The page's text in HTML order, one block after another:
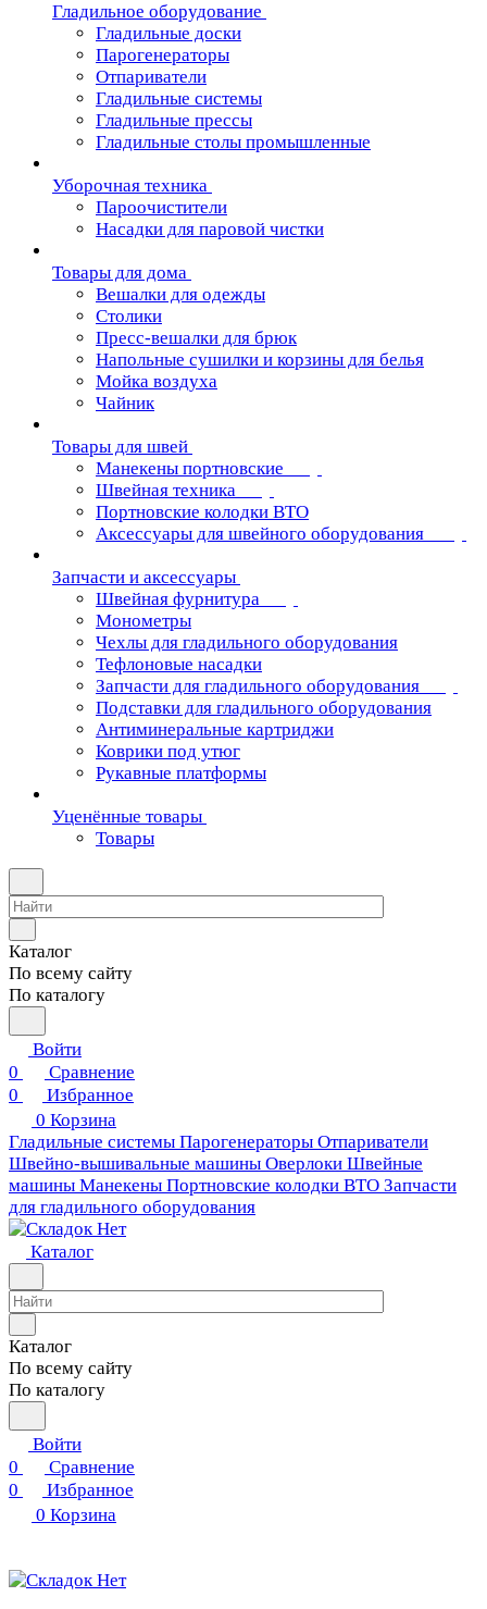
Гладильное оборудование
Гладильные доски
Парогенераторы
Отпариватели
Гладильные системы
Гладильные прессы
Гладильные столы промышленные
Уборочная техника
Пароочистители
Насадки для паровой чистки
Товары для дома
Вешалки для одежды
Столики
Пресс-вешалки для брюк
Напольные сушилки и корзины для белья
Мойка воздуха
Чайник
Товары для швей
Манекены портновские
Швейная техника
Портновские колодки ВТО
Аксессуары для швейного оборудования
Запчасти и аксессуары
Швейная фурнитура
Монометры
Чехлы для гладильного оборудования
Тефлоновые насадки
Запчасти для гладильного оборудования
Подставки для гладильного оборудования
Антиминеральные картриджи
Коврики под утюг
Рукавные платформы
Уценённые товары
Товары
Каталог
По всему сайту
По каталогу
Войти
0
Сравнение
0
Избранное
0 Корзина
Гладильные системы Парогенераторы Отпариватели
Швейно-вышивальные машины Оверлоки Швейные
машины Манекены Портновские колодки ВТО Запчасти
для гладильного оборудования
Каталог
Каталог
По всему сайту
По каталогу
Войти
0
Сравнение
0
Избранное
0 Корзина